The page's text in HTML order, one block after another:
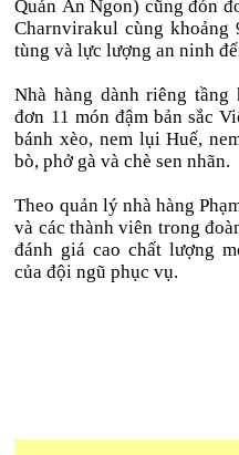
Quán Ăn Ngon) cũng đón
Charnvirakul cùng khoảng
tùng và lực lượng an ninh
Nhà hàng dành riêng
đơn 11 món đậm bản sắc
bánh xèo, nem lụi Huế,
bò, phở gà và chè sen nhãn.
Theo quản lý nhà hàng
và các thành viên trong
đánh giá cao chất lượng
của đội ngũ phục vụ.